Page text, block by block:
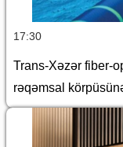
17:30
Trans-Xəzər fiber-
rəqəmsal